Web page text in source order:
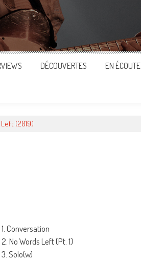
DÉCOUVERTES EN ÉCOUTE
Left (2019)
1. Conversation
2. No Words Left (Pt. 1)
3. Solo(w)